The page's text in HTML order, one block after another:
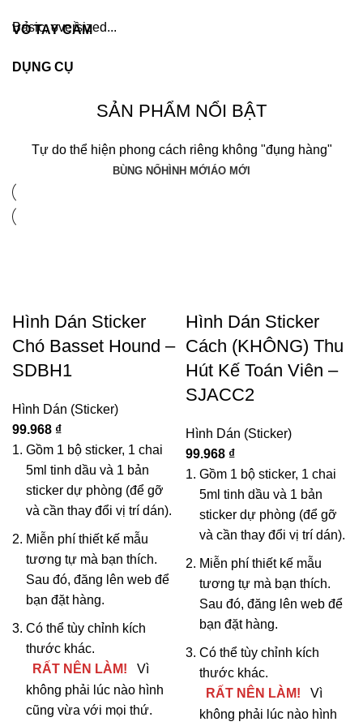
Basic, oversized...
VỎ TAY CẦM
DỤNG CỤ
SẢN PHẨM NỔI BẬT
Tự do thể hiện phong cách riêng không "đụng hàng"
BÙNG NỔHÌNH MỚI ÁO MỚI
Hình Dán Sticker
Chó Basset Hound –
SDBH1
Hình Dán (Sticker)
99.968 ₫
Gồm 1 bộ sticker, 1 chai
5ml tinh dầu và 1 bản
sticker dự phòng (để gỡ
và cần thay đổi vị trí dán).
Miễn phí thiết kế mẫu
tương tự mà bạn thích.
Sau đó, đăng lên web để
bạn đặt hàng.
Có thể tùy chỉnh kích
thước khác.
RẤT NÊN LÀM!
Vì
không phải lúc nào hình
cũng vừa với mọi thứ.
Hình Dán Sticker
Cách (KHÔNG) Thu
Hút Kế Toán Viên –
SJACC2
Hình Dán (Sticker)
99.968 ₫
Gồm 1 bộ sticker, 1 chai
5ml tinh dầu và 1 bản
sticker dự phòng (để gỡ
và cần thay đổi vị trí dán).
Miễn phí thiết kế mẫu
tương tự mà bạn thích.
Sau đó, đăng lên web để
bạn đặt hàng.
Có thể tùy chỉnh kích
thước khác.
RẤT NÊN LÀM!
Vì
không phải lúc nào hình